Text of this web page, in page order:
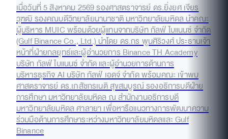
เมื่อวันที่ 5 สิงหาคม 2569 รองศาสตราจารย์ ดร.ยิ่งยศ เจียร
วุฑฒิ รองคณบดีวิทยาลัยนานาชาติ มหาวิทยาลัยมหิดล นำคณะ
ผู้บริหาร MUIC พร้อมด้วยผู้แทนจากบริษัท กัลฟ์ ไบแนนซ์ จำกัด
(Gulf Binance Co., Ltd.) นำโดย ดร.กร พูนศิริวงศ์ ประธานเจ้า
หน้าที่ฝ่ายกลยุทธ์และผู้อำนวยการ Binance TH Academy
บริษัท กัลฟ์ ไบแนนซ์ จำกัด และผู้อำนวยการด้านการ
บริหารธุรกิจ AI บริษัท กัลฟ์ เอดจ์ จำกัด พร้อมคณะ เข้าพบ
ศาสตราจารย์ ดร.เภสัชกรเนติ สุขสมบูรณ์ รองอธิการบดีฝ่าย
การศึกษา มหาวิทยาลัยมหิดล ณ สำนักงานอธิการบดี
มหาวิทยาลัยมหิดล ศาลายา เพื่อหารือแนวทางการพัฒนาความ
ร่วมมือด้านการศึกษาระหว่างมหาวิทยาลัยมหิดลและ Gulf
Binance